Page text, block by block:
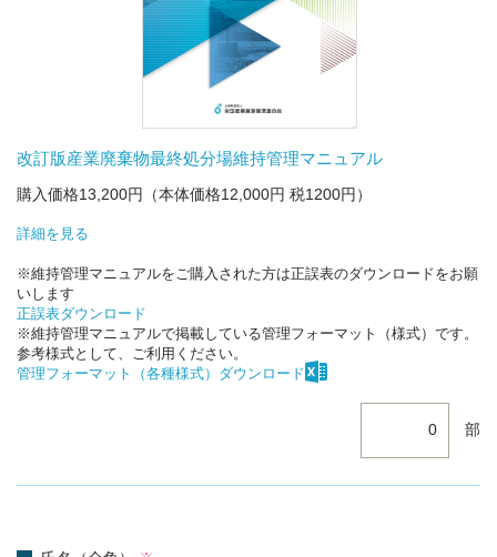
改訂版産業廃棄物最終処分場維持管理マニュアル
購入価格13,200円（本体価格12,000円 税1200円）
詳細を見る
※維持管理マニュアルをご購入された方は正誤表のダウンロードをお願
いします
正誤表ダウンロード
※維持管理マニュアルで掲載している管理フォーマット（様式）です。
参考様式として、ご利用ください。
管理フォーマット（各種様式）ダウンロード
部